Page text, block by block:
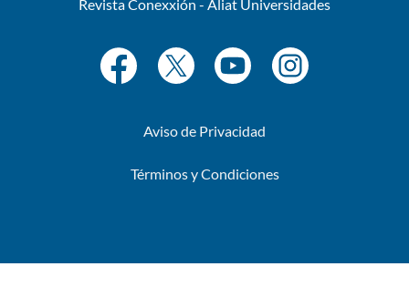
Revista Conexxión - Aliat Universidades
Aviso de Privacidad
Términos y Condiciones